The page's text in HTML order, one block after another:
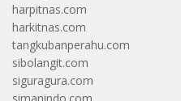
harpitnas.com
harkitnas.com
tangkubanperahu.com
sibolangit.com
siguragura.com